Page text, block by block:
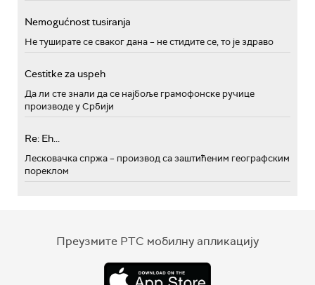
Nemogućnost tusiranja
Не туширате се сваког дана – не стидите се, то је здраво
Cestitke za uspeh
Да ли сте знали да се најбоље грамофонске ручице
производе у Србији
Re: Eh...
Лесковачка спржа – производ са заштићеним географским
пореклом
Преузмите РТС мобилну апликацију